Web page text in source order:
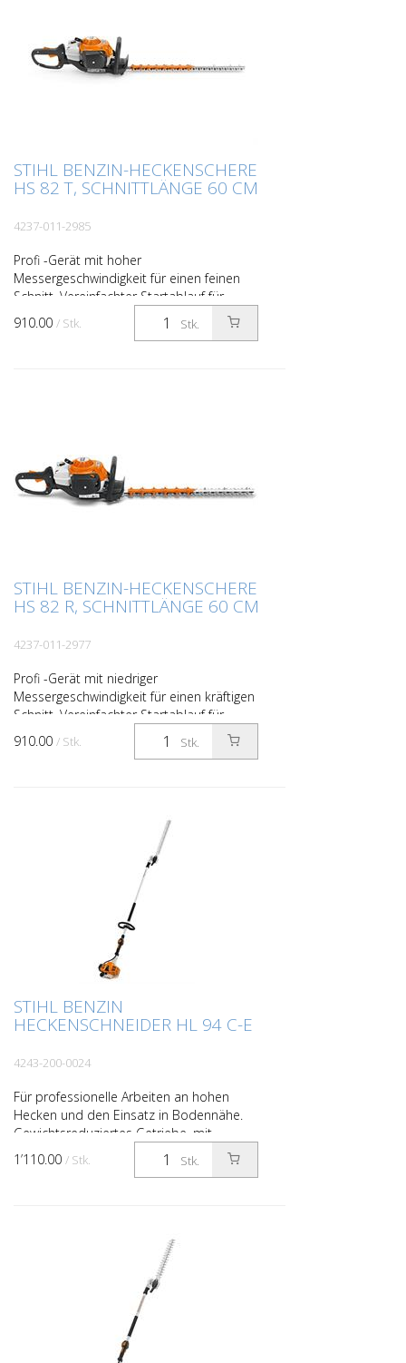
STIHL BENZIN-HECKENSCHERE
HS 82 T, SCHNITTLÄNGE 60 CM
4237-011-2985
Profi -Gerät mit hoher
Messergeschwindigkeit für einen feinen
Schnitt. Vereinfachter Startablauf für
komfortables Starten.
Antivibrationssystem, Langzeit-
Stk.
910.00 / Stk.
STIHL BENZIN-HECKENSCHERE
HS 82 R, SCHNITTLÄNGE 60 CM
4237-011-2977
Profi -Gerät mit niedriger
Messergeschwindigkeit für einen kräftigen
Schnitt. Vereinfachter Startablauf für
komfortables Starten.
Antivibrationssystem, Langzeit-Luftfilte...
Stk.
910.00 / Stk.
STIHL BENZIN
HECKENSCHNEIDER HL 94 C-E
4243-200-0024
Für professionelle Arbeiten an hohen
Hecken und den Einsatz in Bodennähe.
Gewichtsreduziertes Getriebe, mit
ECOSPEED zur Drehzahlregulierung für
lange Arbeitsintervalle i...
Stk.
1’110.00 / Stk.